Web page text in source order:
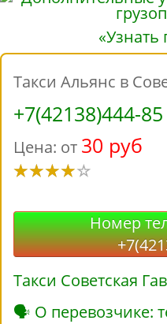
«Узнать
Такси Альянс в
+7(42138)444-85
Цена: от 30 руб
Номер
Такси Советская
🗣 О перевозчике: